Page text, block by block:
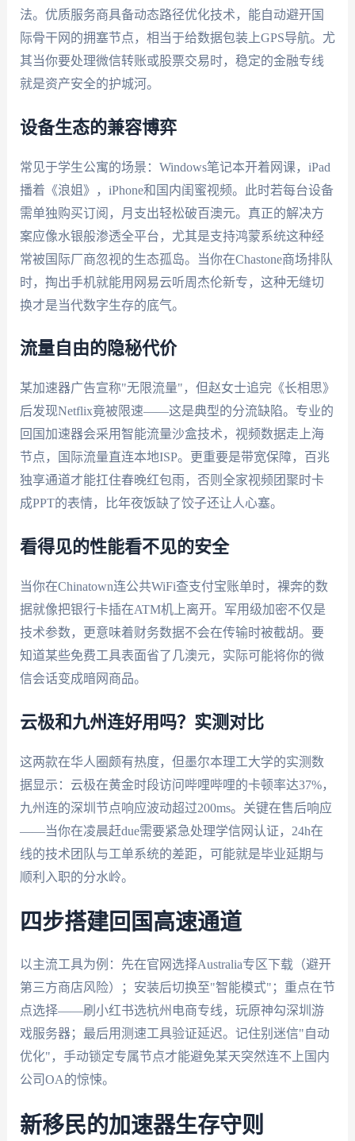
法。优质服务商具备动态路径优化技术，能自动避开国
际骨干网的拥塞节点，相当于给数据包装上GPS导航。尤
其当你要处理微信转账或股票交易时，稳定的金融专线
就是资产安全的护城河。
设备生态的兼容博弈
常见于学生公寓的场景：Windows笔记本开着网课，iPad
播着《浪姐》，iPhone和国内闺蜜视频。此时若每台设备
需单独购买订阅，月支出轻松破百澳元。真正的解决方
案应像水银般渗透全平台，尤其是支持鸿蒙系统这种经
常被国际厂商忽视的生态孤岛。当你在Chastone商场排队
时，掏出手机就能用网易云听周杰伦新专，这种无缝切
换才是当代数字生存的底气。
流量自由的隐秘代价
某加速器广告宣称"无限流量"，但赵女士追完《长相思》
后发现Netflix竟被限速——这是典型的分流缺陷。专业的
回国加速器会采用智能流量沙盒技术，视频数据走上海
节点，国际流量直连本地ISP。更重要是带宽保障，百兆
独享通道才能扛住春晚红包雨，否则全家视频团聚时卡
成PPT的表情，比年夜饭缺了饺子还让人心塞。
看得见的性能看不见的安全
当你在Chinatown连公共WiFi查支付宝账单时，裸奔的数
据就像把银行卡插在ATM机上离开。军用级加密不仅是
技术参数，更意味着财务数据不会在传输时被截胡。要
知道某些免费工具表面省了几澳元，实际可能将你的微
信会话变成暗网商品。
云极和九州连好用吗？实测对比
这两款在华人圈颇有热度，但墨尔本理工大学的实测数
据显示：云极在黄金时段访问哔哩哔哩的卡顿率达37%，
九州连的深圳节点响应波动超过200ms。关键在售后响应
——当你在凌晨赶due需要紧急处理学信网认证，24h在
线的技术团队与工单系统的差距，可能就是毕业延期与
顺利入职的分水岭。
四步搭建回国高速通道
以主流工具为例：先在官网选择Australia专区下载（避开
第三方商店风险）；安装后切换至"智能模式"；重点在节
点选择——刷小红书选杭州电商专线，玩原神勾深圳游
戏服务器；最后用测速工具验证延迟。记住别迷信"自动
优化"，手动锁定专属节点才能避免某天突然连不上国内
公司OA的惊悚。
新移民的加速器生存守则